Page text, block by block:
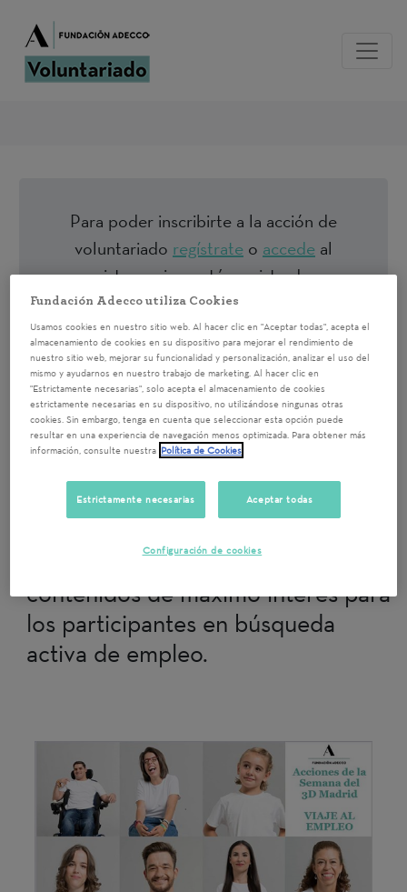
Para poder inscribirte a la acción de
voluntariado regístrate o accede al
sistema si ya estás registrado
3D 2021 MAD . Taller:
Redes sociales seguras
Madrid30/11/2021 16:00
Los talleres de la Fundación
Adecco son sesiones formativas
que los voluntarios imparten
contenidos de máximo interés para
los participantes en búsqueda
activa de empleo.
Fundación Adecco utiliza Cookies
Usamos cookies en nuestro sitio web. Al hacer clic en "Aceptar todas", acepta el
almacenamiento de cookies en su dispositivo para mejorar el rendimiento de
nuestro sitio web, mejorar su funcionalidad y personalización, analizar el uso del
mismo y ayudarnos en nuestro trabajo de marketing. Al hacer clic en
"Estrictamente necesarias", solo acepta el almacenamiento de cookies
estrictamente necesarias en su dispositivo, no utilizándose ningunas otras
cookies. Sin embargo, tenga en cuenta que seleccionar esta opción puede
resultar en una experiencia de navegación menos optimizada. Para obtener más
información, consulte nuestra Política de Cookies
Estrictamente necesarias Aceptar todas
Configuración de cookies